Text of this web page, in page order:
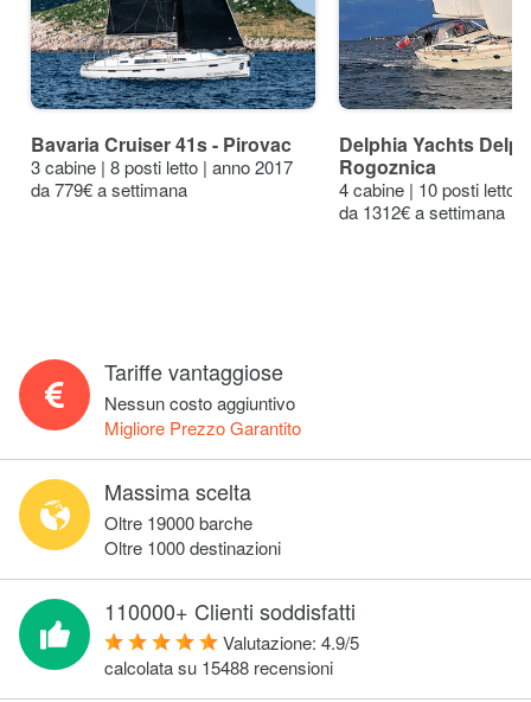
Bavaria Cruiser 41s - Pirovac
3 cabine | 8 posti letto | anno 2017
da 779€ a settimana
Delphia Yachts
Rogoznica
4 cabine | 10 posti letto |
da 1312€ a settimana
Tariffe vantaggiose
Nessun costo aggiuntivo
Migliore Prezzo Garantito
Massima scelta
Oltre 19000 barche
Oltre 1000 destinazioni
110000+ Clienti soddisfatti
Valutazione: 4.9/5
calcolata su 15488 recensioni